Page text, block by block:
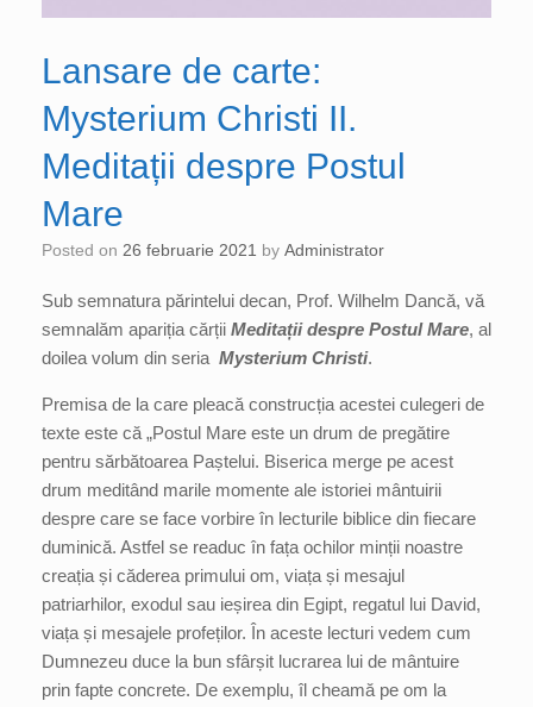
Lansare de carte:
Mysterium Christi II.
Meditații despre Postul
Mare
Posted on 26 februarie 2021 by Administrator
Sub semnatura părintelui decan, Prof. Wilhelm Dancă, vă
semnalăm apariția cărții Meditații despre Postul Mare, al
doilea volum din seria Mysterium Christi.
Premisa de la care pleacă construcția acestei culegeri de
texte este că „Postul Mare este un drum de pregătire
pentru sărbătoarea Paștelui. Biserica merge pe acest
drum meditând marile momente ale istoriei mântuirii
despre care se face vorbire în lecturile biblice din fiecare
duminică. Astfel se readuc în fața ochilor minții noastre
creația și căderea primului om, viața și mesajul
patriarhilor, exodul sau ieșirea din Egipt, regatul lui David,
viața și mesajele profeților. În aceste lecturi vedem cum
Dumnezeu duce la bun sfârșit lucrarea lui de mântuire
prin fapte concrete. De exemplu, îl cheamă pe om la